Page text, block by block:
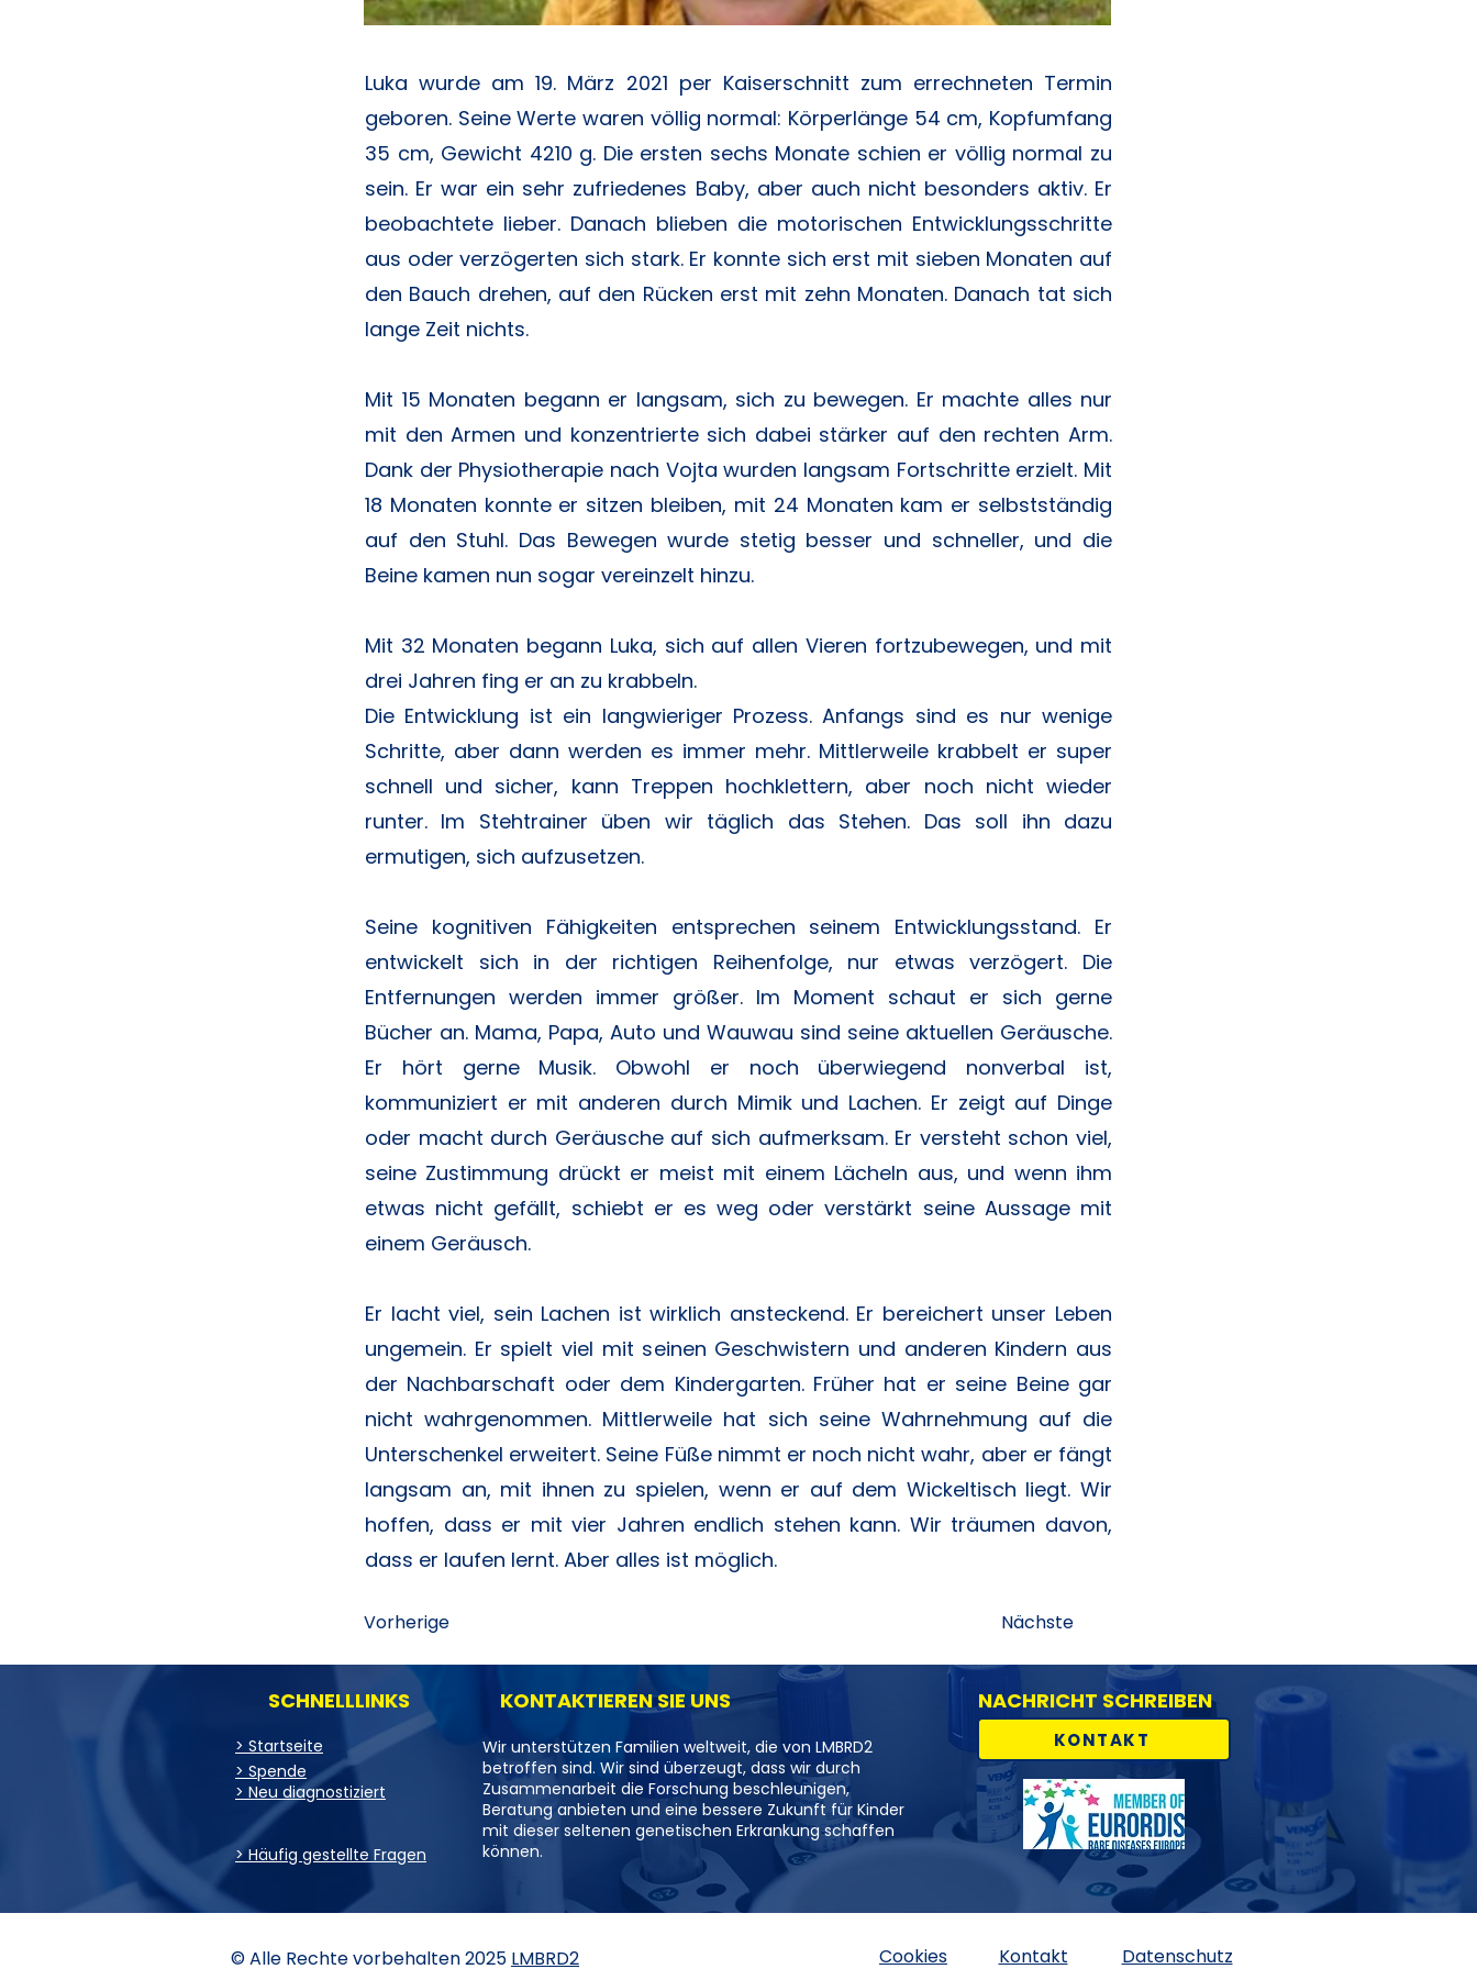
Luka wurde am 19. März 2021 per Kaiserschnitt zum errechneten Termin
geboren. Seine Werte waren völlig normal: Körperlänge 54 cm, Kopfumfang
35 cm, Gewicht 4210 g. Die ersten sechs Monate schien er völlig normal zu
sein. Er war ein sehr zufriedenes Baby, aber auch nicht besonders aktiv. Er
beobachtete lieber. Danach blieben die motorischen Entwicklungsschritte
aus oder verzögerten sich stark. Er konnte sich erst mit sieben Monaten auf
den Bauch drehen, auf den Rücken erst mit zehn Monaten. Danach tat sich
lange Zeit nichts.
Mit 15 Monaten begann er langsam, sich zu bewegen. Er machte alles nur
mit den Armen und konzentrierte sich dabei stärker auf den rechten Arm.
Dank der Physiotherapie nach Vojta wurden langsam Fortschritte erzielt. Mit
18 Monaten konnte er sitzen bleiben, mit 24 Monaten kam er selbstständig
auf den Stuhl. Das Bewegen wurde stetig besser und schneller, und die
Beine kamen nun sogar vereinzelt hinzu.
Mit 32 Monaten begann Luka, sich auf allen Vieren fortzubewegen, und mit
drei Jahren fing er an zu krabbeln.
Die Entwicklung ist ein langwieriger Prozess. Anfangs sind es nur wenige
Schritte, aber dann werden es immer mehr. Mittlerweile krabbelt er super
schnell und sicher, kann Treppen hochklettern, aber noch nicht wieder
runter. Im Stehtrainer üben wir täglich das Stehen. Das soll ihn dazu
ermutigen, sich aufzusetzen.
Seine kognitiven Fähigkeiten entsprechen seinem Entwicklungsstand. Er
entwickelt sich in der richtigen Reihenfolge, nur etwas verzögert. Die
Entfernungen werden immer größer. Im Moment schaut er sich gerne
Bücher an. Mama, Papa, Auto und Wauwau sind seine aktuellen Geräusche.
Er hört gerne Musik. Obwohl er noch überwiegend nonverbal ist,
kommuniziert er mit anderen durch Mimik und Lachen. Er zeigt auf Dinge
oder macht durch Geräusche auf sich aufmerksam. Er versteht schon viel,
seine Zustimmung drückt er meist mit einem Lächeln aus, und wenn ihm
etwas nicht gefällt, schiebt er es weg oder verstärkt seine Aussage mit
einem Geräusch.
Er lacht viel, sein Lachen ist wirklich ansteckend. Er bereichert unser Leben
ungemein. Er spielt viel mit seinen Geschwistern und anderen Kindern aus
der Nachbarschaft oder dem Kindergarten. Früher hat er seine Beine gar
nicht wahrgenommen. Mittlerweile hat sich seine Wahrnehmung auf die
Unterschenkel erweitert. Seine Füße nimmt er noch nicht wahr, aber er fängt
langsam an, mit ihnen zu spielen, wenn er auf dem Wickeltisch liegt. Wir
hoffen, dass er mit vier Jahren endlich stehen kann. Wir träumen davon,
dass er laufen lernt. Aber alles ist möglich.
Vorherige Nächste
SCHNELLLINKS
> Startseite
> Spende
> Neu diagnostiziert
> Häufig gestellte Fragen
KONTAKTIEREN SIE UNS
Wir unterstützen Familien weltweit, die von LMBRD2
betroffen sind. Wir sind überzeugt, dass wir durch
Zusammenarbeit die Forschung beschleunigen,
Beratung anbieten und eine bessere Zukunft für Kinder
mit dieser seltenen genetischen Erkrankung schaffen
können.
KONTAKT
NACHRICHT SCHREIBEN
© Alle Rechte vorbehalten 2025 LMBRD2 Cookies Kontakt Datenschutz